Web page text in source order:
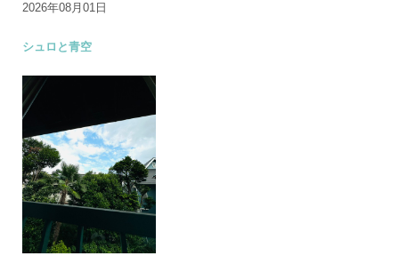
2026年08月01日
シュロと青空